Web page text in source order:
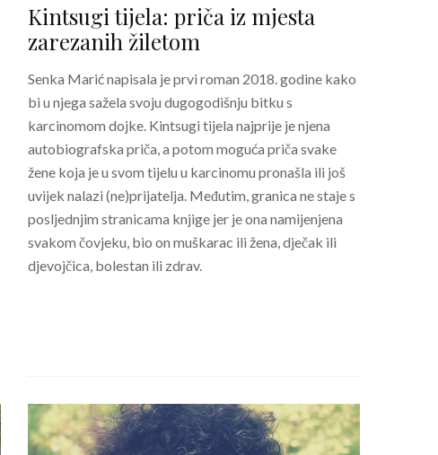
Kintsugi tijela: priča iz mjesta
zarezanih žiletom
Senka Marić napisala je prvi roman 2018. godine kako
bi u njega sažela svoju dugogodišnju bitku s
karcinomom dojke. Kintsugi tijela najprije je njena
autobiografska priča, a potom moguća priča svake
žene koja je u svom tijelu u karcinomu pronašla ili još
uvijek nalazi (ne)prijatelja. Međutim, granica ne staje s
posljednjim stranicama knjige jer je ona namijenjena
svakom čovjeku, bio on muškarac ili žena, dječak ili
djevojčica, bolestan ili zdrav.